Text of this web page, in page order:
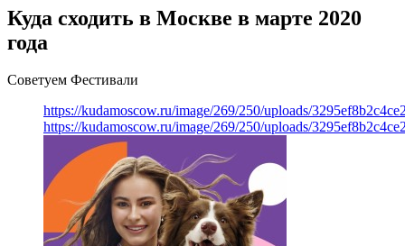
Куда сходить в Москве в марте 2020
года
Советуем Фестивали
https://kudamoscow.ru/image/269/250/uploads/
https://kudamoscow.ru/image/269/250/uploads/